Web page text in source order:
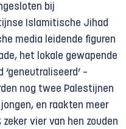
bij
Islamitische Jihad
media leidende figuren
het lokale gewapende
–
nog twee Palestijnen
en raakten meer
vier van hen zouden